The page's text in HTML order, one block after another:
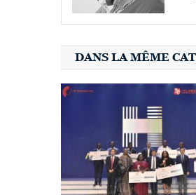
DANS LA MÊME